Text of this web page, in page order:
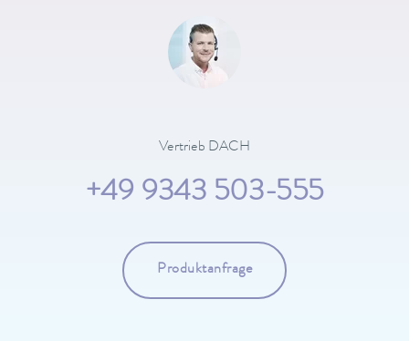
Vertrieb DACH
+49 9343 503-555
Produktanfrage